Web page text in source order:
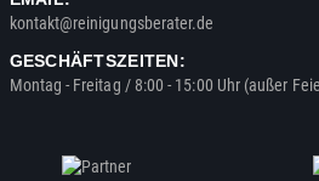
kontakt@reinigungsberater.de
GESCHÄFTSZEITEN:
Montag - Freitag / 8:00 - 15:00 Uhr (außer